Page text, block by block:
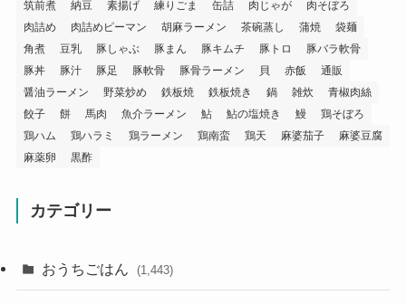
筑前煮
納豆 素揚げ 練りごま 缶詰 肉じゃが
肉そぼろ
肉詰め
肉詰めピーマン 胡麻ラーメン 茶碗蒸し 蒲焼
袋麺
角煮
豆乳 豚しゃぶ 豚まん 豚キムチ 豚トロ
豚バラ軟骨
豚丼
豚汁 豚足 豚軟骨 豚骨ラーメン 貝 赤飯
通販
醤油ラーメン
野菜炒め 鉄板焼 鉄板焼き 鍋 雑炊
青椒肉絲
餃子
餅 馬肉 魚介ラーメン 鮎 鮎の塩焼き 鰻
鶏そぼろ
鶏ハム
鶏ハラミ 鶏ラーメン 鶏南蛮 鶏天 麻婆茄子
麻婆豆腐
麻薬卵
黒酢
カテゴリー
おうちごはん (1,443)